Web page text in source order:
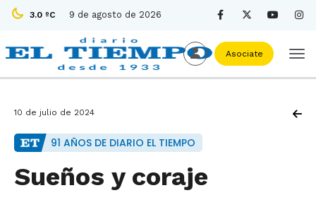
3.0 ºC 9 de agosto de 2026
Asociate
10 de julio de 2024
91 AÑOS DE DIARIO EL TIEMPO
Sueños y coraje